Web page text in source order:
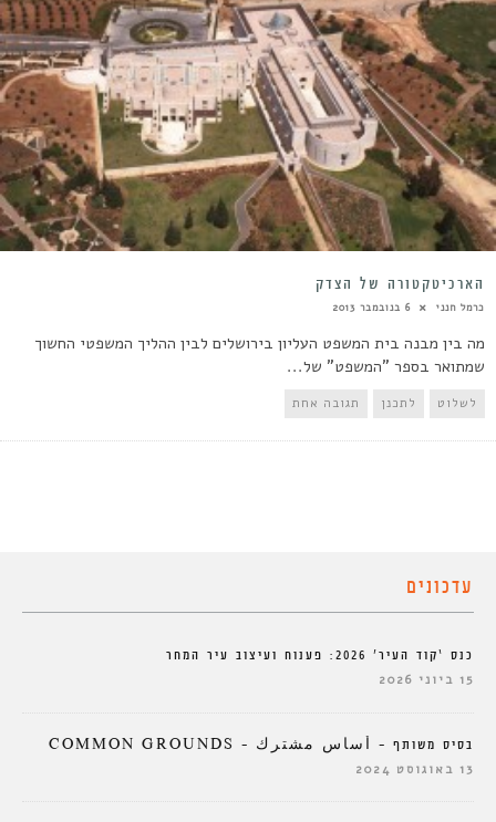
הארכיטקטורה של הצדק
כרמל חנני 6 בנובמבר 2013
מה בין מבנה בית המשפט העליון בירושלים לבין ההליך המשפטי החשוך
שמתואר בספר "המשפט" של...
לשלוט לתכנן תגובה אחת
עדכונים
כנס ‘קוד העיר’ 2026: פענוח ועיצוב עיר המחר
15 ביוני 2026
בסיס משותף – أساس مشترك – COMMON GROUNDS
13 באוגוסט 2024